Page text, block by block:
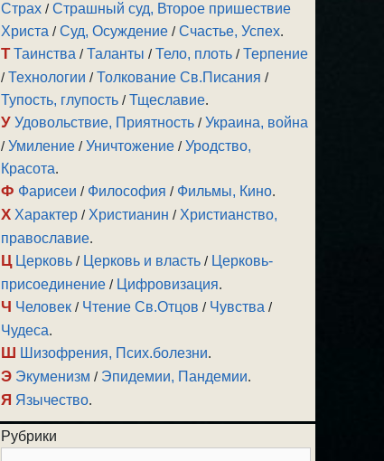
Страх /Страшный суд, Второе пришествие
Христа /Суд, Осуждение /Счастье, Успех.
Т Таинства /Таланты /Тело, плоть /Терпение
/Технологии /Толкование Св.Писания /
Тупость, глупость /Тщеславие.
У Удовольствие, Приятность /Украина, война
/Умиление /Уничтожение /Уродство,
Красота.
Ф Фарисеи / Философия / Фильмы, Кино.
Х Характер / Христианин / Христианство,
православие.
Ц Церковь / Церковь и власть / Церковь-
присоединение / Цифровизация.
Ч Человек / Чтение Св.Отцов / Чувства /
Чудеса.
Ш Шизофрения, Псих.болезни.
Э Экуменизм / Эпидемии, Пандемии.
Я Язычество.
Рубрики